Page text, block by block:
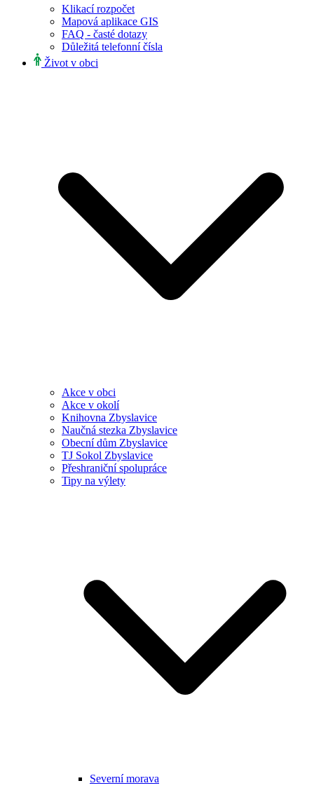
Klikací rozpočet
Mapová aplikace GIS
FAQ - časté dotazy
Důležitá telefonní čísla
Život v obci
Akce v obci
Akce v okolí
Knihovna Zbyslavice
Naučná stezka Zbyslavice
Obecní dům Zbyslavice
TJ Sokol Zbyslavice
Přeshraniční spolupráce
Tipy na výlety
Severní morava